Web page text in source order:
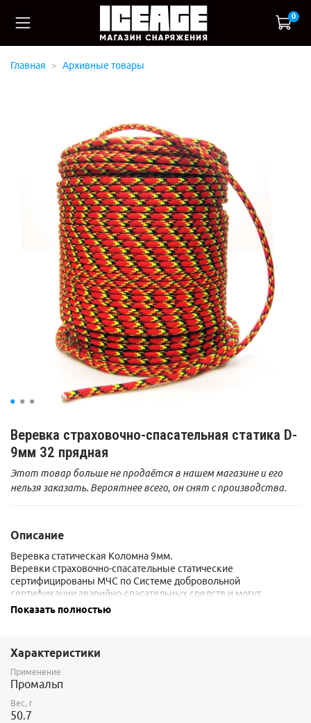
0
Главная Архивные товары
Веревка страховочно-спасательная статика D-
9мм 32 прядная
Этот товар больше не продаётся в нашем магазине и его
нельзя заказать. Вероятнее всего, он снят с производства.
Описание
Веревка статическая Коломна 9мм.
Веревки страховочно-спасательные статические
сертифицированы МЧС по Системе добровольной
сертификации аварийно-спасательных средств и могут
использоваться подразделениями МЧС России, Минобороны
ООО Канат, проходят обязательную проверку каждого
сантиментра своей длины на контрольно-лазерном
оборудовании.
Сертификат прилагается.
Концы верёвки при продаже на отрез маркируем. В
Показать полностью
Характеристики
Применение
Промальп
Вес, г
50.7